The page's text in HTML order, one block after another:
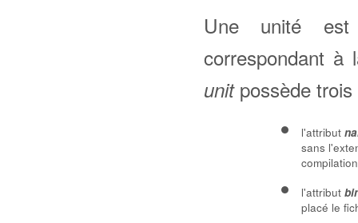
Une unité
correspondant
unitpossède trois
l'attribut
sans
l'attribut
placé le